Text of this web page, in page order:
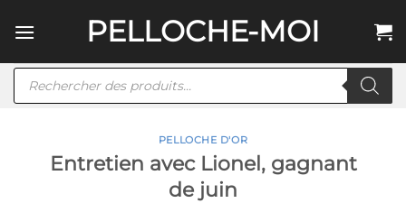
au
PELLOCHE-MOI
Recherche
PELLOCHE D'OR
Entretien avec Lionel, gagnant
de juin